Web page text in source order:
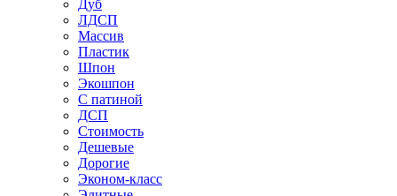
Дуб
ЛДСП
Массив
Пластик
Шпон
Экошпон
С патиной
ДСП
Стоимость
Дешевые
Дорогие
Эконом-класс